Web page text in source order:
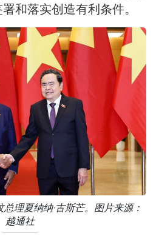
和落实创造有利条件。
理夏纳纳·古斯芒。图片来源：
越通社